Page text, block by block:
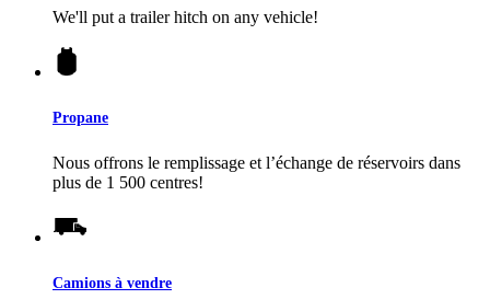
We'll put a trailer hitch on any vehicle!
Propane
Nous offrons le remplissage et l’échange de réservoirs dans
plus de 1 500 centres!
Camions à vendre